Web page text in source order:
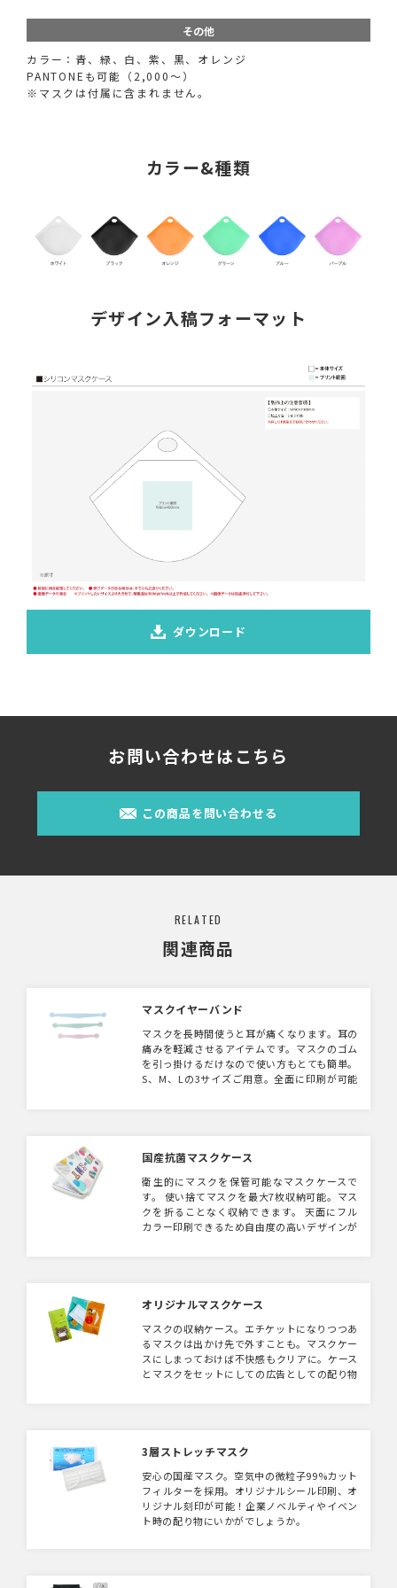
その他
カラー：青、緑、白、紫、黒、オレンジ
PANTONEも可能（2,000〜）
※マスクは付属に含まれません。
カラー&種類
デザイン入稿フォーマット
ダウンロード
お問い合わせはこちら
この商品を問い合わせる
RELATED
関連商品
マスクイヤーバンド
マスクを長時間使うと耳が痛くなります。耳の
痛みを軽減させるアイテムです。マスクのゴム
を引っ掛けるだけなので使い方もとても簡単。
S、M、Lの3サイズご用意。全面に印刷が可能
国産抗菌マスクケース
衛生的にマスクを保管可能なマスクケースで
す。 使い捨てマスクを最大7枚収納可能。マス
クを折ることなく収納できます。 天面にフル
カラー印刷できるため自由度の高いデザインが
オリジナルマスクケース
マスクの収納ケース。エチケットになりつつあ
るマスクは出かけ先で外すことも。マスクケー
スにしまっておけば不快感もクリアに。ケース
とマスクをセットにしての広告としての配り物
3層ストレッチマスク
安心の国産マスク。空気中の微粒子99%カット
フィルターを採用。オリジナルシール印刷、オ
リジナル刻印が可能！企業ノベルティやイベン
ト時の配り物にいかがでしょうか。